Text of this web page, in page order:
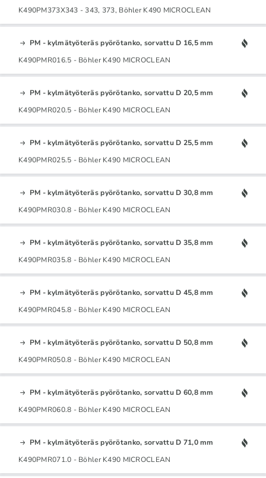
K490PM373X343 - 343, 373, Böhler K490 MICROCLEAN
PM - kylmätyöteräs pyörötanko, sorvattu D 16,5 mm
K490PMR016.5 - Böhler K490 MICROCLEAN
PM - kylmätyöteräs pyörötanko, sorvattu D 20,5 mm
K490PMR020.5 - Böhler K490 MICROCLEAN
PM - kylmätyöteräs pyörötanko, sorvattu D 25,5 mm
K490PMR025.5 - Böhler K490 MICROCLEAN
PM - kylmätyöteräs pyörötanko, sorvattu D 30,8 mm
K490PMR030.8 - Böhler K490 MICROCLEAN
PM - kylmätyöteräs pyörötanko, sorvattu D 35,8 mm
K490PMR035.8 - Böhler K490 MICROCLEAN
PM - kylmätyöteräs pyörötanko, sorvattu D 45,8 mm
K490PMR045.8 - Böhler K490 MICROCLEAN
PM - kylmätyöteräs pyörötanko, sorvattu D 50,8 mm
K490PMR050.8 - Böhler K490 MICROCLEAN
PM - kylmätyöteräs pyörötanko, sorvattu D 60,8 mm
K490PMR060.8 - Böhler K490 MICROCLEAN
PM - kylmätyöteräs pyörötanko, sorvattu D 71,0 mm
K490PMR071.0 - Böhler K490 MICROCLEAN